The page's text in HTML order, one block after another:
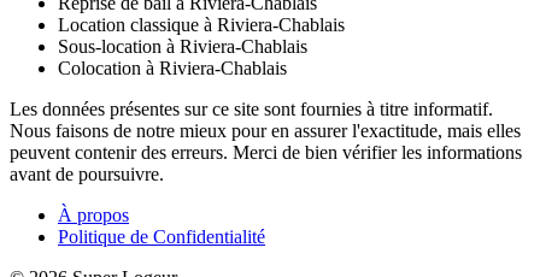
Location classique à Riviera-Chablais
Sous-location à Riviera-Chablais
Colocation à Riviera-Chablais
Les données présentes sur ce site sont fournies à titre informatif.
Nous faisons de notre mieux pour en assurer l'exactitude, mais elles
peuvent contenir des erreurs. Merci de bien vérifier les informations
avant de poursuivre.
À propos
Politique de Confidentialité